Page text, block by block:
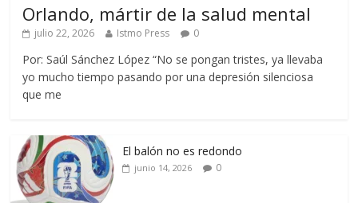
Orlando, mártir de la salud mental
julio 22, 2026 Istmo Press 0
Por: Saúl Sánchez López “No se pongan tristes, ya llevaba
yo mucho tiempo pasando por una depresión silenciosa
que me
El balón no es redondo
junio 14, 2026 0